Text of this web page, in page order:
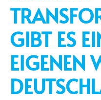
GIBT ES
EIGENEN